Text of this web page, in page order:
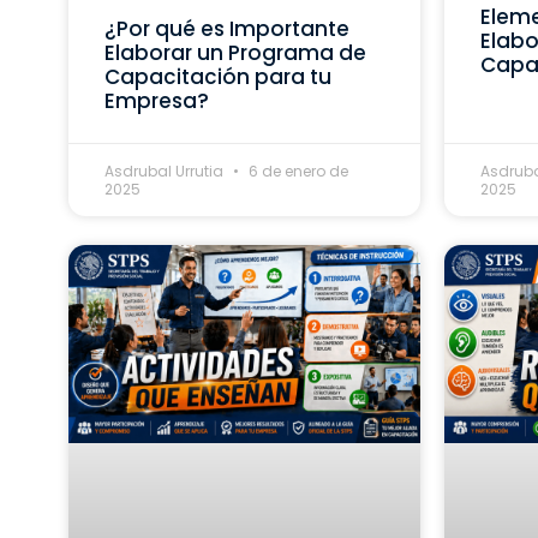
¿Por qué es Importante
Elaborar un Programa de
Capacitación para tu
Empresa?
Asdrubal Urrutia
6 de enero de
2025
2025